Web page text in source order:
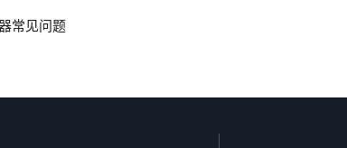
常见问题